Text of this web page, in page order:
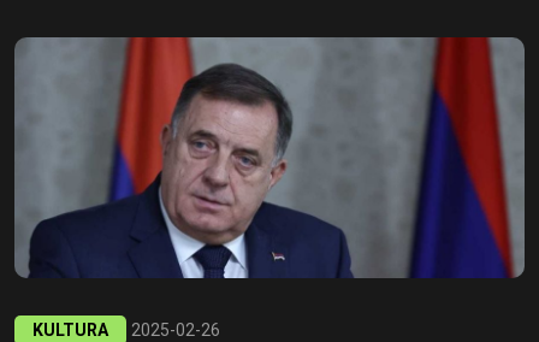
KULTURA 2025-02-26